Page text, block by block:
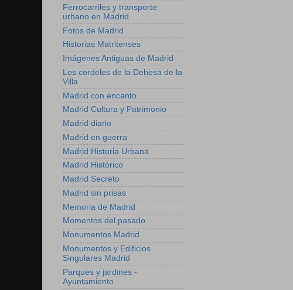
Ferrocarriles y transporte
urbano en Madrid
Fotos de Madrid
Historias Matritenses
Imágenes Antiguas de Madrid
Los cordeles de la Dehesa de la
Villa
Madrid con encanto
Madrid Cultura y Patrimonio
Madrid diario
Madrid en guerra
Madrid Historia Urbana
Madrid Histórico
Madrid Secreto
Madrid sin prisas
Memoria de Madrid
Momentos del pasado
Monumentos Madrid
Monumentos y Edificios
Singulares Madrid
Parques y jardines -
Ayuntamiento